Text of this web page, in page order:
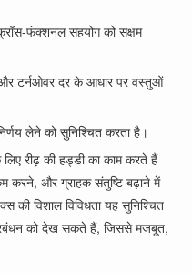
फंक्शनल सहयोग को सक्षम
और टर्नओवर दर के आधार पर वस्तुओं
लेने को सुनिश्चित करता है।
लिए रीढ़ की हड्डी का काम करते हैं
करने, और ग्राहक संतुष्टि बढ़ाने में
की विशाल विविधता यह सुनिश्चित
को देख सकते हैं, जिससे मजबूत,